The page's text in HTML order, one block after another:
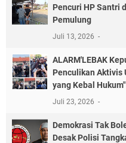
Pencuri HP Santri
Pemulung
Juli 13, 2026
ALARM'LEBAK
Penculikan Aktivis
yang Kebal Hukum"
Juli 23, 2026
Demokrasi Tak
Desak Polisi